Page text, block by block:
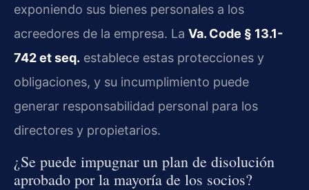
exponiendo sus bienes personales a los
acreedores de la empresa. La Va. Code § 13.1-
742 et seq. establece estas protecciones y
obligaciones, y su incumplimiento puede
generar responsabilidad personal para los
directores y propietarios.
¿Se puede impugnar un plan de disolución
aprobado por la mayoría de los socios?